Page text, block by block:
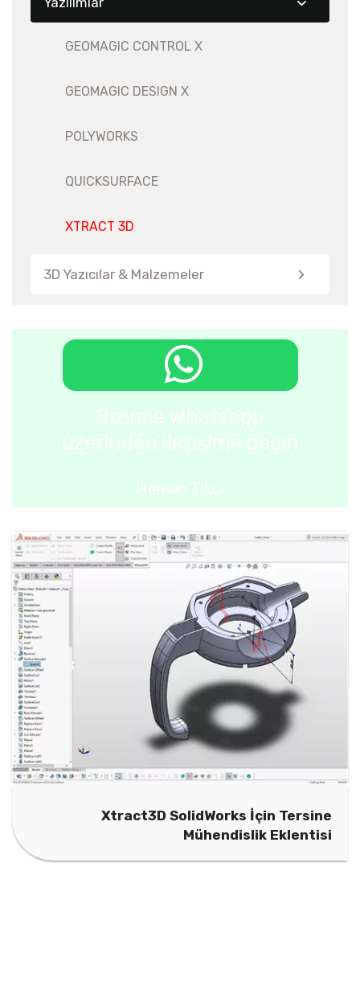
GEOMAGIC CONTROL X
GEOMAGIC DESIGN X
POLYWORKS
QUICKSURFACE
XTRACT 3D
3D Yazıcılar & Malzemeler
Bizimle Whatsapp
üzerinden iletişime geçin
Hemen Tıkla
Xtract3D SolidWorks İçin Tersine
Mühendislik Eklentisi